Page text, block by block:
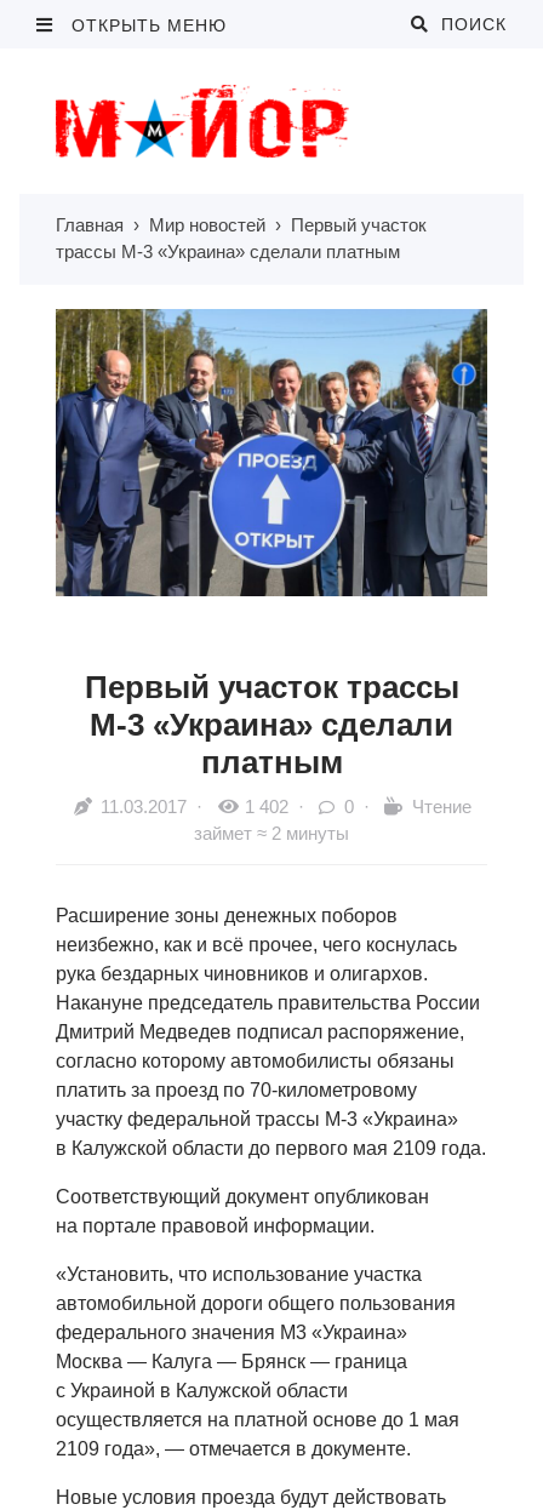
ОТКРЫТЬ МЕНЮ ПОИСК
Главная › Мир новостей › Первый участок
трассы М-3 «Украина» сделали платным
Первый участок трассы
М-3 «Украина» сделали
платным
11.03.2017· 1 402 · 0 ·
Чтение
займет ≈ 2 минуты
Расширение зоны денежных поборов
неизбежно, как и всё прочее, чего коснулась
рука бездарных чиновников и олигархов.
Накануне председатель правительства России
Дмитрий Медведев подписал распоряжение,
согласно которому автомобилисты обязаны
платить за проезд по 70-километровому
участку федеральной трассы М-3 «Украина»
в Калужской области до первого мая 2109 года.
Соответствующий документ опубликован
на портале правовой информации.
«Установить, что использование участка
автомобильной дороги общего пользования
федерального значения М3 «Украина»
Москва — Калуга — Брянск — граница
с Украиной в Калужской области
осуществляется на платной основе до 1 мая
2109 года», — отмечается в документе.
Новые условия проезда будут действовать